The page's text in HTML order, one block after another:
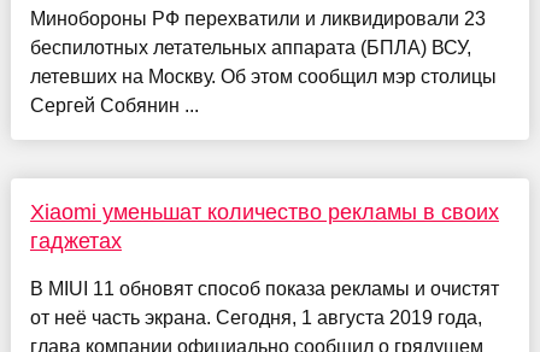
Минобороны РФ перехватили и ликвидировали 23
беспилотных летательных аппарата (БПЛА) ВСУ,
летевших на Москву. Об этом сообщил мэр столицы
Сергей Собянин ...
Xiaomi уменьшат количество рекламы в своих
гаджетах
В MIUI 11 обновят способ показа рекламы и очистят
от неё часть экрана. Сегодня, 1 августа 2019 года,
глава компании официально сообщил о грядущем